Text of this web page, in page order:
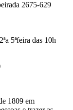
2675-629
5ªfeira das 10h
1809 em